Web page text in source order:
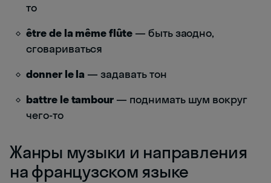
то
être de la même flûte— быть заодно,
сговариваться
donner le la — задавать тон
battre le tambour — поднимать шум вокруг
чего-то
Жанры музыки и направления
на французском языке